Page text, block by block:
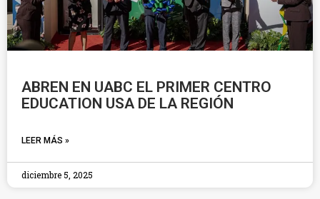
ABREN EN UABC EL PRIMER CENTRO
EDUCATION USA DE LA REGIÓN
LEER MÁS »
diciembre 5, 2025